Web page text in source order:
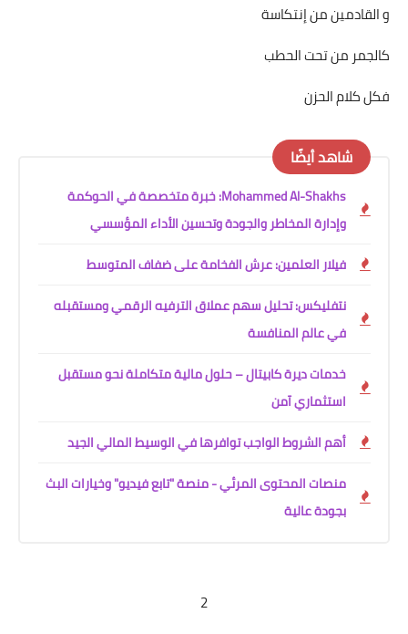
و القادمين من إنتكاسة
كالجمر من تحت الحطب
فكل كلام الحزن
شاهد أيضًا
Mohammed Al-Shakhs: خبرة متخصصة في الحوكمة
وإدارة المخاطر والجودة وتحسين الأداء المؤسسي
فيلار العلمين: عرش الفخامة على ضفاف المتوسط
نتفليكس: تحليل سهم عملاق الترفيه الرقمي ومستقبله
في عالم المنافسة
خدمات ديرة كابيتال – حلول مالية متكاملة نحو مستقبل
استثماري آمن
أهم الشروط الواجب توافرها في الوسيط المالي الجيد
منصات المحتوى المرئي - منصة "تابع فيديو" وخيارات البث
بجودة عالية
2